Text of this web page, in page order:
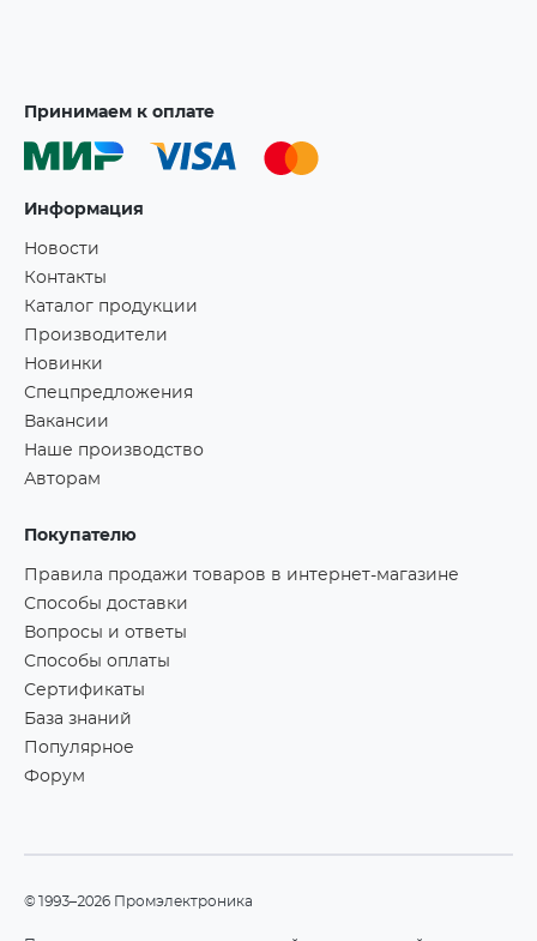
Принимаем к оплате
Информация
Новости
Контакты
Каталог продукции
Производители
Новинки
Спецпредложения
Вакансии
Наше производство
Авторам
Покупателю
Правила продажи товаров в интернет-магазине
Способы доставки
Вопросы и ответы
Способы оплаты
Сертификаты
База знаний
Популярное
Форум
©1993–2026 Промэлектроника